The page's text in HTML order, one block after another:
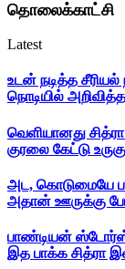
தொலைக்காட்சி
Latest
உடன் நடித்த
நொடியில்
வெளியானது
குரலை கேட்டு
அட, கொடுமையே
அதான் ஊருக்கு
பாண்டியன் ஸ்டோர்ஸ்
இத பாக்க சித்ரா